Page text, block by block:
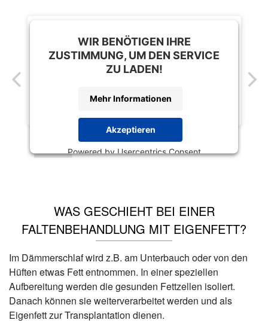
WIR BENÖTIGEN IHRE
ZUSTIMMUNG, UM DEN SERVICE
ZU LADEN!
Mehr Informationen
Akzeptieren
Powered byUsercentrics Consent
WAS GESCHIEHT BEI EINER
FALTENBEHANDLUNG MIT EIGENFETT?
Im Dämmerschlaf wird z.B. am Unterbauch oder von den
Hüften etwas Fett entnommen. In einer speziellen
Aufbereitung werden die gesunden Fettzellen isoliert.
Danach können sie weiterverarbeitet werden und als
Eigenfett zur Transplantation dienen.